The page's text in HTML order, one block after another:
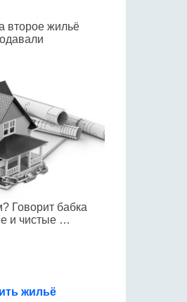
второе жильё
Говорит бабка
и чистые …
жильё